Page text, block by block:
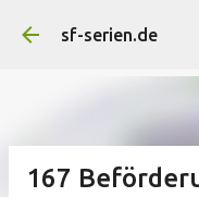
sf-serien.de
167